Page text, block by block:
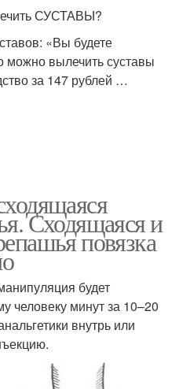
СУСТАВЫ?
«Вы будете
можно вылечить суставы
за 147 рублей …
Сходящаяся и
повязка
будет
человеку минут за 10–20
внутрь или